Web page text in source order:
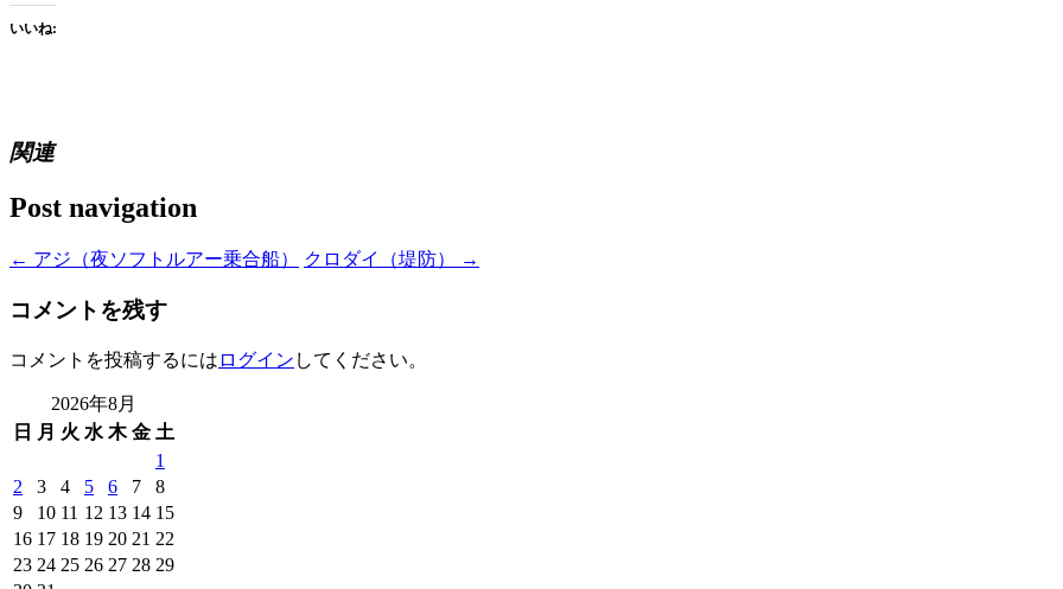
いいね:
関連
Post navigation
← アジ（夜ソフトルアー乗合船） クロダイ（堤防） →
コメントを残す
コメントを投稿するには ログイン してください。
2026年8月
日
月 火 水 木 金 土
1
2
3 4 5 6 7
8
9
10 11 12 13 14 15
16 17 18 19 20 21 22
23 24 25 26 27 28 29